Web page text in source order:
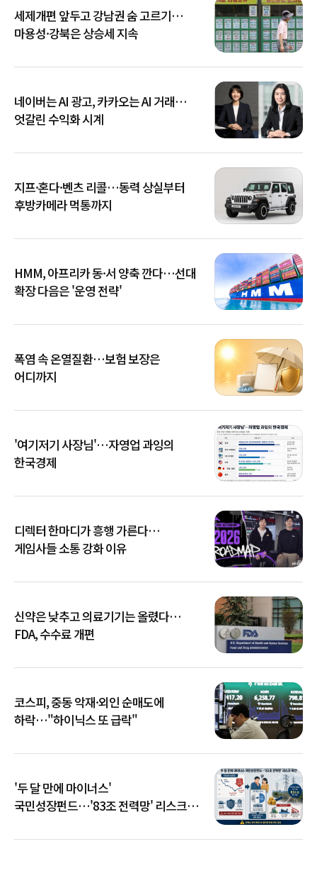
세제개편 앞두고 강남권 숨 고르기…
마용성·강북은 상승세 지속
네이버는 AI 광고, 카카오는 AI 거래…
엇갈린 수익화 시계
지프·혼다·벤츠 리콜…동력 상실부터
후방카메라 먹통까지
HMM, 아프리카 동·서 양축 깐다…선대
확장 다음은 '운영 전략'
폭염 속 온열질환…보험 보장은
어디까지
'여기저기 사장님'…자영업 과잉의
한국경제
디렉터 한마디가 흥행 가른다…
게임사들 소통 강화 이유
신약은 낮추고 의료기기는 올렸다…
FDA, 수수료 개편
코스피, 중동 악재·외인 순매도에
하락…"하이닉스 또 급락"
'두 달 만에 마이너스'
국민성장펀드…'83조 전력망' 리스크